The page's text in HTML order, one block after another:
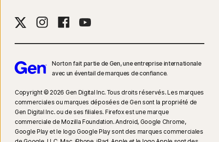
Norton fait partie de Gen, une entreprise internationale
avec un éventail de marques de confiance.​
Copyright © 2026 Gen Digital Inc. Tous droits réservés. Les marques
commerciales ou marques déposées de Gen sont la propriété de
Gen Digital Inc. ou de ses filiales. Firefox est une marque
commerciale de Mozilla Foundation. Android, Google Chrome,
Google Play et le logo Google Play sont des marques commerciales